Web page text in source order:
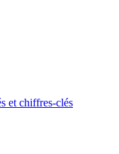
et chiffres-clés